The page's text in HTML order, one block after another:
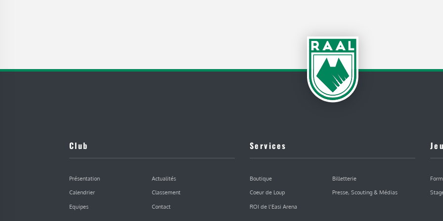
Club
Présentation
Actualités
Calendrier
Classement
Equipes
Contact
Services
Boutique
Billetterie
Coeur de Loup
Presse, Scouting & Médias
ROI de l’Easi Arena